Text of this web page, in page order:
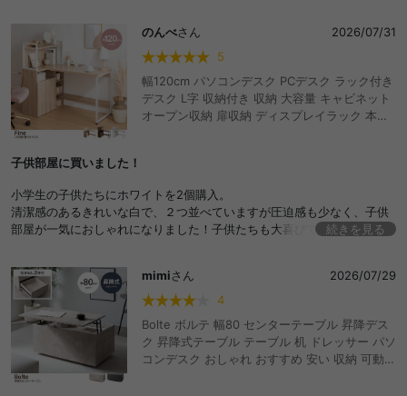
のんべさん
2026/07/31
5
幅120cm パソコンデスク PCデスク ラック付き
デスク L字 収納付き 収納 大容量 キャビネット
オープン収納 扉収納 ディスプレイラック 本棚
子供部屋に買いました！
小学生の子供たちにホワイトを2個購入。
清潔感のあるきれいな白で、２つ並べていますが圧迫感も少なく、子供
部屋が一気におしゃれになりました！子供たちも大喜びで気に入って使
た。
続きを見る
mimiさん
2026/07/29
4
Bolte ボルテ 幅80 センターテーブル 昇降デス
ク 昇降式テーブル テーブル 机 ドレッサー パソ
コンデスク おしゃれ おすすめ 安い 収納 可動